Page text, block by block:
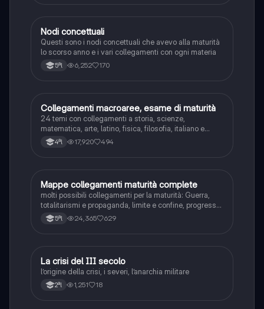
Altro
Nodi concettuali
Questi sono i nodi concettuali che avevo alla maturità
lo scorso anno e i vari collegamenti con ogni materia
5ªl 6,252 170
Altro
Collegamenti macroaree, esame di maturità
24 temi con collegamenti a storia, scienze,
matematica, arte, latino, fisica, filosofia, italiano e
inglese
4ªl 17,920 494
Altro
Mappe collegamenti maturità complete
molti possibili collegamenti per la maturità: Guerra,
totalitarismi e propaganda, limite e confine, progresso,
donna, memoria, tempo, infinito, natura, relativismo
5ªl 24,365 629
Altro
La crisi del III secolo
l’origine della crisi, i severi, l’anarchia militare
2ªl 1,251 18